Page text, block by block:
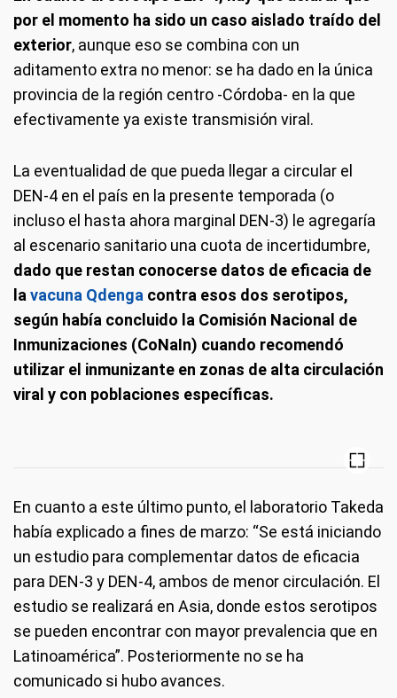
por el momento ha sido un caso aislado traído del
exterior, aunque eso se combina con un
aditamento extra no menor: se ha dado en la única
provincia de la región centro -Córdoba- en la que
efectivamente ya existe transmisión viral.
La eventualidad de que pueda llegar a circular el
DEN-4 en el país en la presente temporada (o
incluso el hasta ahora marginal DEN-3) le agregaría
al escenario sanitario una cuota de incertidumbre,
dado que restan conocerse datos de eficacia de
la vacuna Qdenga contra esos dos serotipos,
según había concluido la Comisión Nacional de
Inmunizaciones (CoNaIn) cuando recomendó
utilizar el inmunizante en zonas de alta circulación
viral y con poblaciones específicas.
En cuanto a este último punto, el laboratorio Takeda
había explicado a fines de marzo: “Se está iniciando
un estudio para complementar datos de eficacia
para DEN-3 y DEN-4, ambos de menor circulación. El
estudio se realizará en Asia, donde estos serotipos
se pueden encontrar con mayor prevalencia que en
Latinoamérica”. Posteriormente no se ha
comunicado si hubo avances.